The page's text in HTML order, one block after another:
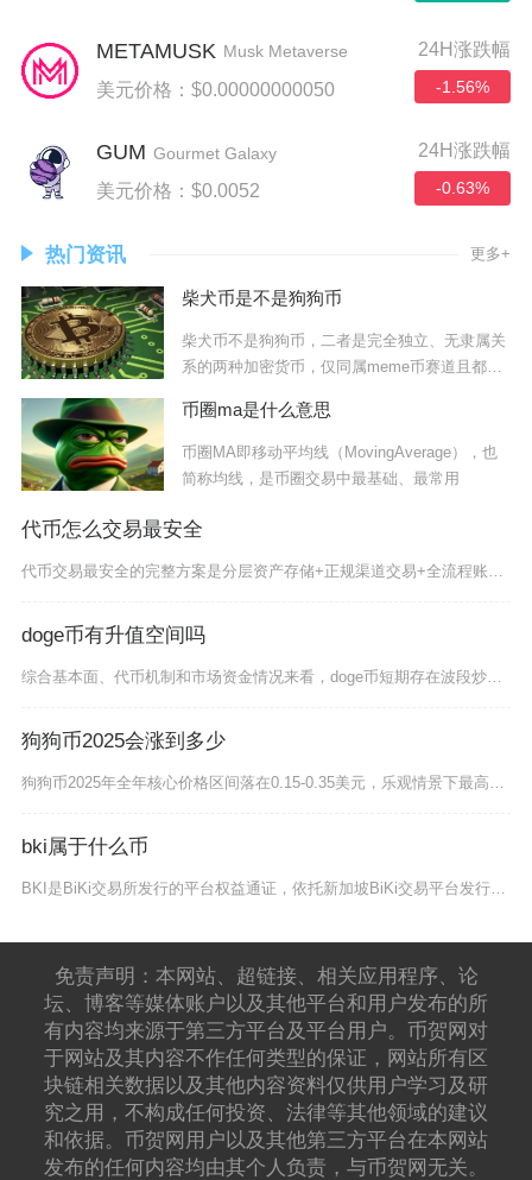
METAMUSK Musk Metaverse
美元价格：$0.00000000050
24H涨跌幅
-1.56%
GUM Gourmet Galaxy
美元价格：$0.0052
24H涨跌幅
-0.63%
热门资讯 更多+
柴犬币是不是狗狗币
柴犬币不是狗狗币，二者是完全独立、无隶属关
系的两种加密货币，仅同属meme币赛道且都以
币圈ma是什么意思
币圈MA即移动平均线（MovingAverage），也
简称均线，是币圈交易中最基础、最常用
代币怎么交易最安全
doge币有升值空间吗
综合基本面、代币机制和市场资金情况来看，doge币短期存在波段炒作升值机会，但长期升值空间
狗狗币2025会涨到多少
bki属于什么币
BKI是BiKi交易所发行的平台权益通证，依托新加坡BiKi交易平台发行，属于中心化交易所
免责声明：本网站、超链接、相关应用程序、论
坛、博客等媒体账户以及其他平台和用户发布的所
有内容均来源于第三方平台及平台用户。币贺网对
于网站及其内容不作任何类型的保证，网站所有区
块链相关数据以及其他内容资料仅供用户学习及研
究之用，不构成任何投资、法律等其他领域的建议
和依据。币贺网用户以及其他第三方平台在本网站
发布的任何内容均由其个人负责，与币贺网无关。